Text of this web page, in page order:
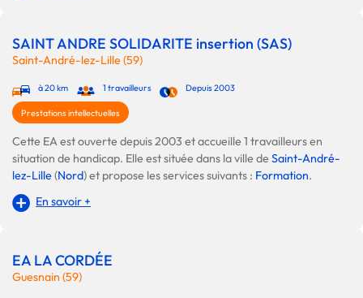
SAINT ANDRE SOLIDARITE insertion (SAS)
Saint-André-lez-Lille (59)
à 20 km 1 travailleurs Depuis 2003
Prestations intellectuelles
Cette EA est ouverte depuis 2003 et accueille 1 travailleurs en
situation de handicap. Elle est située dans la ville deSaint-André-
lez-Lille(Nord) et propose les services suivants : Formation.
En savoir +
EA LA CORDÉE
Guesnain (59)